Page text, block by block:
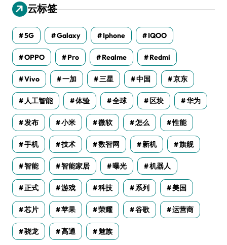
云标签
5G Galaxy Iphone IQOO
OPPO Pro Realme Redmi
Vivo 一加 三星 中国 京东
人工智能 体验 全球 区块 华为
发布 小米 微软 怎么 性能
手机 技术 数智网 新机 旗舰
智能 智能家居 曝光 机器人
正式 游戏 科技 系列 美国
芯片 苹果 荣耀 谷歌 运营商
骁龙 高通 魅族